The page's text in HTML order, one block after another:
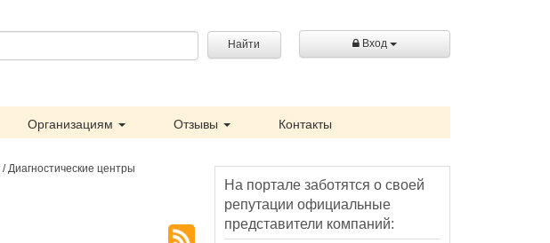
Найти Вход
Организациям Отзывы Контакты
/ Диагностические центры
На портале заботятся о своей
репутации официальные
представители компаний: